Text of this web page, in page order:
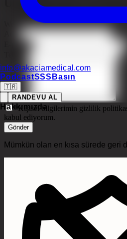
info@akaciamedical.com
PodcastSSS Basın
🇹🇷
RANDEVU AL
Hakkımızda
Uzmanlarımıza
Website
Bildirim
*Kişisel bilgilerimin gizlilik
kabul ediyorum.
Gönder
Mümkün olan en kısa sürede geri